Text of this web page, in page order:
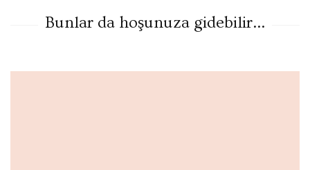
Bunlar da hoşunuza gidebilir...